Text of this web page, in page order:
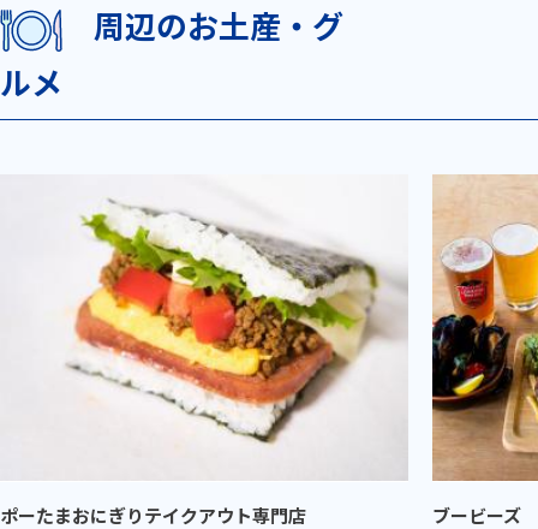
周辺のお土産・グ
ルメ
ポーたまおにぎりテイクアウト専門店
ブービーズ